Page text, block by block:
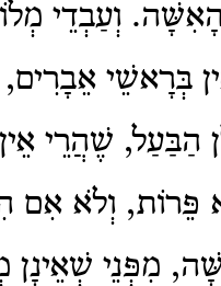
וְעַבְדֵי
בְּרָאשֵׁי
הַבַּעַל, שֶׁהֲרֵי
פֵּרוֹת, וְלֹא אִם
מִפְּנֵי שְׁאֵינָן